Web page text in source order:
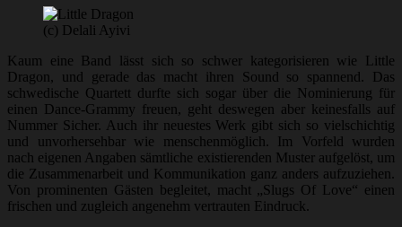
(c) Delali Ayivi
Kaum eine Band lässt sich so schwer kategorisieren wie Little
Dragon, und gerade das macht ihren Sound so spannend. Das
schwedische Quartett durfte sich sogar über die Nominierung für
einen Dance-Grammy freuen, geht deswegen aber keinesfalls auf
Nummer Sicher. Auch ihr neuestes Werk gibt sich so vielschichtig
und unvorhersehbar wie menschenmöglich. Im Vorfeld wurden
nach eigenen Angaben sämtliche existierenden Muster aufgelöst, um
die Zusammenarbeit und Kommunikation ganz anders aufzuziehen.
Von prominenten Gästen begleitet, macht „Slugs Of Love“ einen
frischen und zugleich angenehm vertrauten Eindruck.